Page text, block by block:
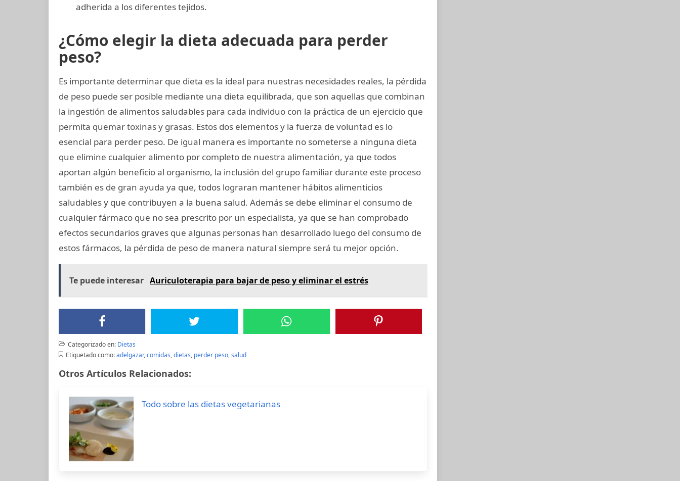
adherida a los diferentes tejidos.
¿Cómo elegir la dieta adecuada para perder
peso?
Es importante determinar que dieta es la ideal para nuestras necesidades reales, la pérdida
de peso puede ser posible mediante una dieta equilibrada, que son aquellas que combinan
la ingestión de alimentos saludables para cada individuo con la práctica de un ejercicio que
permita quemar toxinas y grasas. Estos dos elementos y la fuerza de voluntad es lo
esencial para perder peso. De igual manera es importante no someterse a ninguna dieta
que elimine cualquier alimento por completo de nuestra alimentación, ya que todos
aportan algún beneficio al organismo, la inclusión del grupo familiar durante este proceso
también es de gran ayuda ya que, todos lograran mantener hábitos alimenticios
saludables y que contribuyen a la buena salud. Además se debe eliminar el consumo de
cualquier fármaco que no sea prescrito por un especialista, ya que se han comprobado
efectos secundarios graves que algunas personas han desarrollado luego del consumo de
estos fármacos, la pérdida de peso de manera natural siempre será tu mejor opción.
Te puede interesar Auriculoterapia para bajar de peso y eliminar el estrés
Categorizado en: Dietas
Etiquetado como: adelgazar,comidas,dietas, perder peso,salud
Otros Artículos Relacionados:
Todo sobre las dietas vegetarianas